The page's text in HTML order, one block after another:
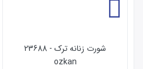
شورت زنانه ترک - 23688
ozkan